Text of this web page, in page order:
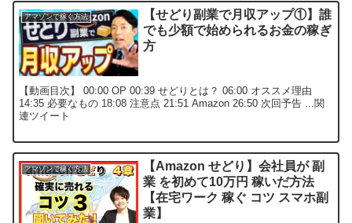
アマゾンで稼ぐ方法
【せどり副業で月収アップ①】誰
でも少額で始められるお金の稼ぎ
方
【動画目次】 00:00 OP 00:39 せどりとは？ 06:00 オススメ理由
14:35 必要なもの 18:08 注意点 21:51 Amazon 26:50 次回予告 ...関
連ツイート
アマゾンで稼ぐ方法
【Amazon せどり】会社員が 副
業 を初めて10万円 稼いだ方法
【在宅ワーク 稼ぐ コツ スマホ副
業】